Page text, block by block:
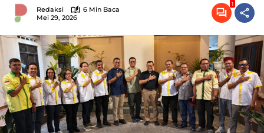
Redaksi
6 Min Baca
Mei 29, 2026
1